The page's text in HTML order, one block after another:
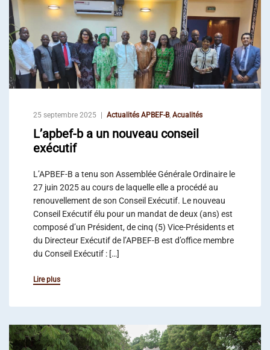
25 septembre 2025 Actualités APBEF-B, Acualités
L’apbef-b a un nouveau conseil
exécutif
L’APBEF-B a tenu son Assemblée Générale Ordinaire le
27 juin 2025 au cours de laquelle elle a procédé au
renouvellement de son Conseil Exécutif. Le nouveau
Conseil Exécutif élu pour un mandat de deux (ans) est
composé d’un Président, de cinq (5) Vice-Présidents et
du Directeur Exécutif de l’APBEF-B est d’office membre
du Conseil Exécutif : […]
Lire plus